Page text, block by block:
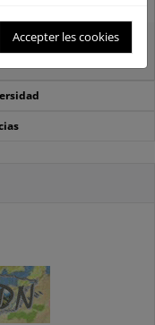
conjunta para proteger
Accepter les cookies